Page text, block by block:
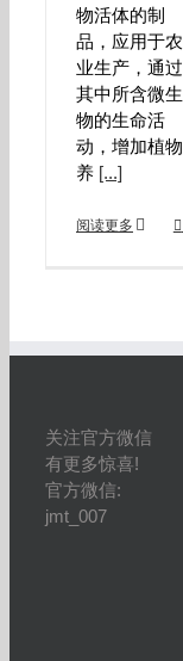
物活体的制
品，应用于农
业生产，通过
其中所含微生
物的生命活
动，增加植物
养 [...]
阅读更多
关注官方微信
有更多惊喜!
官方微信:
jmt_007